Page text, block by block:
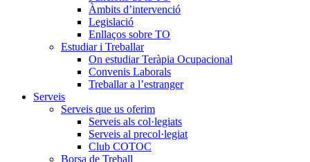
Àmbits d’intervenció
Legislació
Enllaços sobre TO
Estudiar i Treballar
On estudiar Teràpia Ocupacional
Convenis Laborals
Treballar a l’estranger
Serveis
Serveis que us oferim
Serveis als col·legiats
Serveis al precol·legiat
Club COTOC
Borsa de Treball